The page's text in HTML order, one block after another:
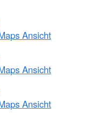
Ansicht
Ansicht
Ansicht